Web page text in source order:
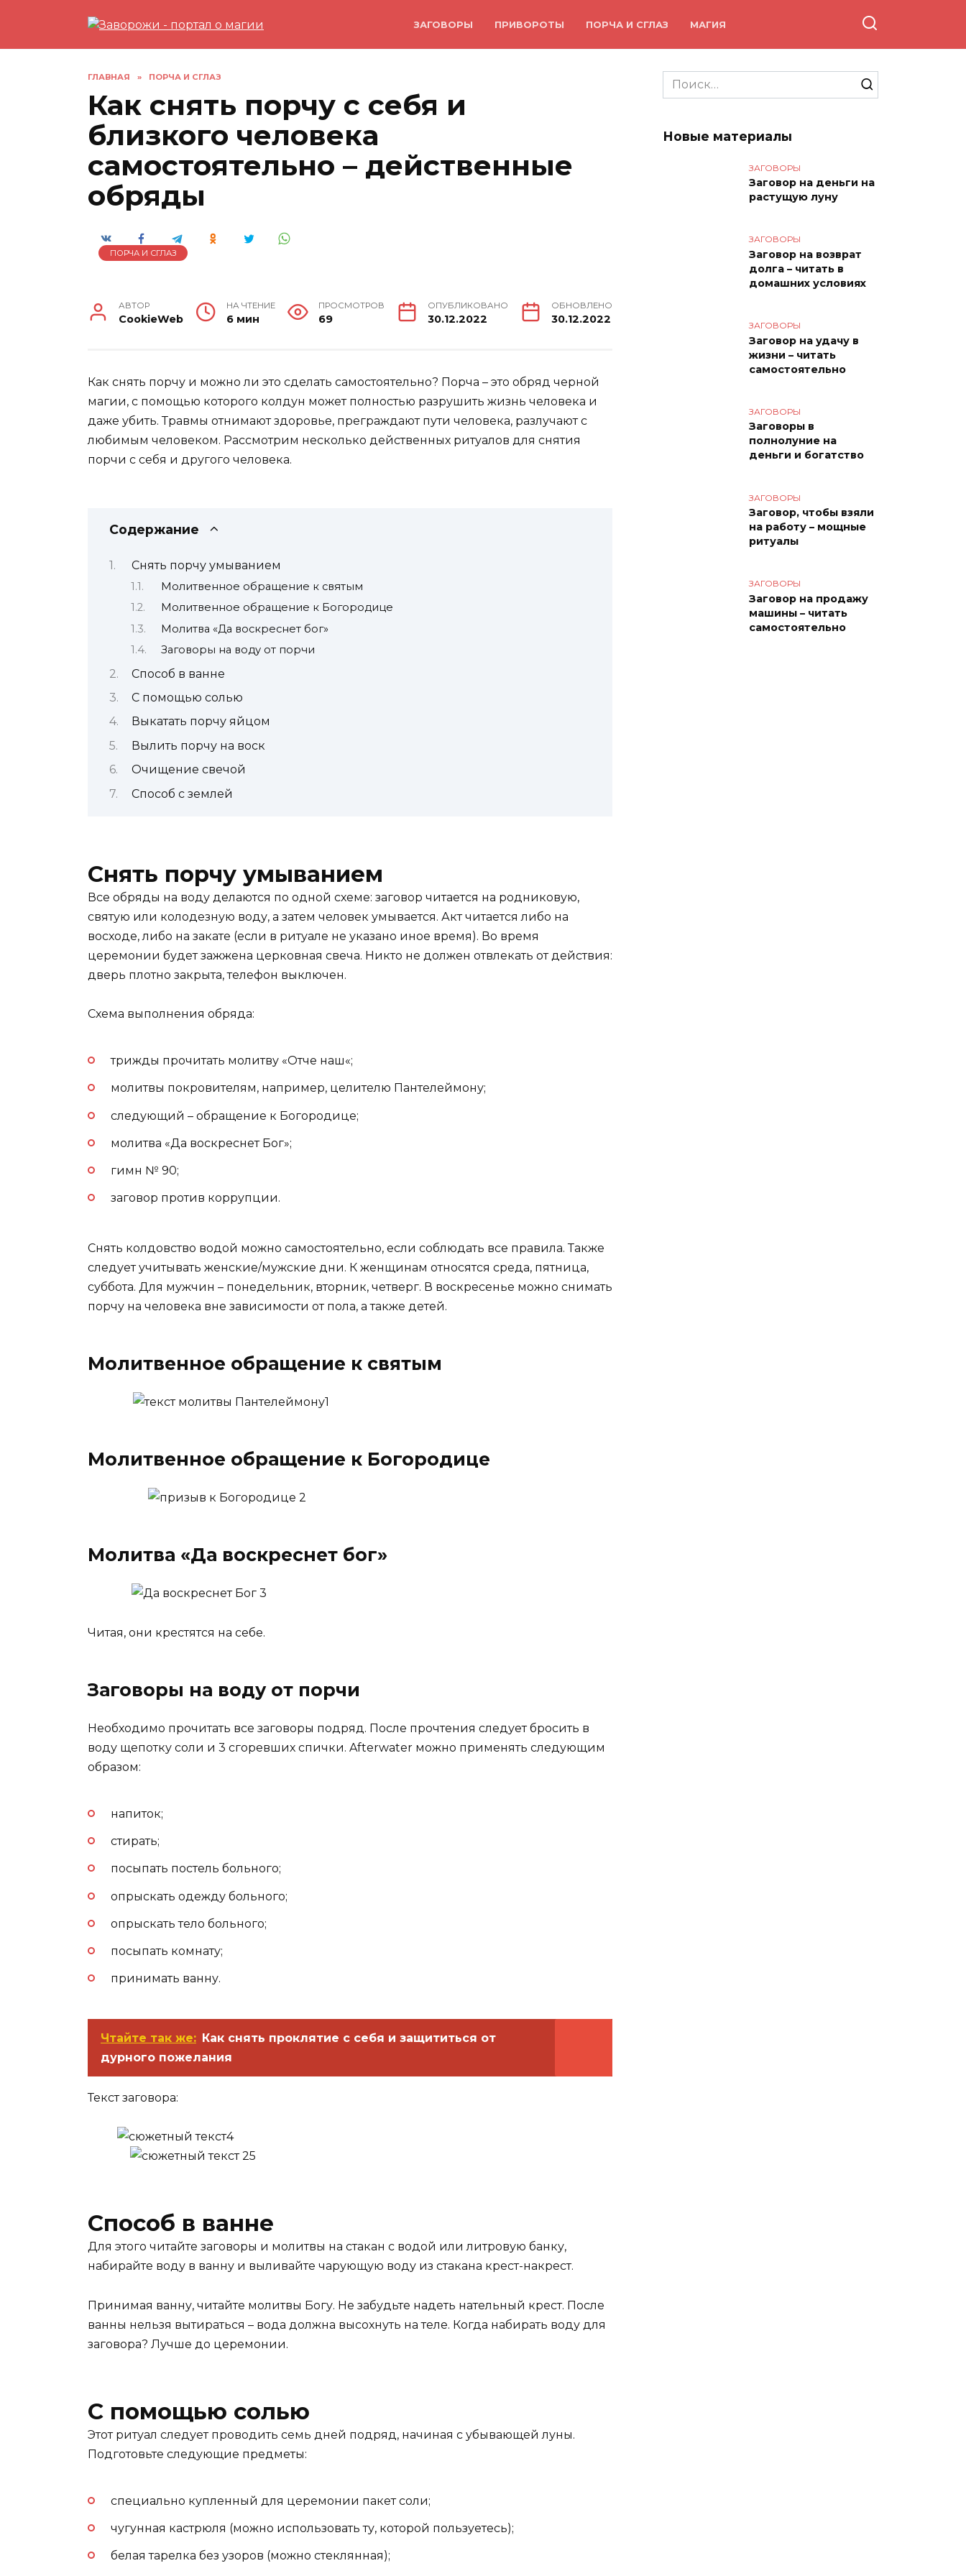
ЗАГОВОРЫ ПРИВОРОТЫ ПОРЧА И СГЛАЗ МАГИЯ
ГЛАВНАЯ » ПОРЧА И СГЛАЗ
Как снять порчу с себя и
близкого человека
самостоятельно – действенные
обряды
ПОРЧА И СГЛАЗ
АВТОР
CookieWeb
НА ЧТЕНИЕ
6 мин
ПРОСМОТРОВ
69
ОПУБЛИКОВАНО
30.12.2022
ОБНОВЛЕНО
30.12.2022
Как снять порчу и можно ли это сделать самостоятельно? Порча – это обряд черной
магии, с помощью которого колдун может полностью разрушить жизнь человека и
даже убить. Травмы отнимают здоровье, преграждают пути человека, разлучают с
любимым человеком. Рассмотрим несколько действенных ритуалов для снятия
порчи с себя и другого человека.
Содержание
Снять порчу умыванием
Молитвенное обращение к святым
Молитвенное обращение к Богородице
Молитва «Да воскреснет бог»
Заговоры на воду от порчи
Способ в ванне
С помощью солью
Выкатать порчу яйцом
Вылить порчу на воск
Очищение свечой
Способ с землей
Снять порчу умыванием
Все обряды на воду делаются по одной схеме: заговор читается на родниковую,
святую или колодезную воду, а затем человек умывается. Акт читается либо на
восходе, либо на закате (если в ритуале не указано иное время). Во время
церемонии будет зажжена церковная свеча. Никто не должен отвлекать от действия:
дверь плотно закрыта, телефон выключен.
Схема выполнения обряда:
трижды прочитать молитву «Отче наш«;
молитвы покровителям, например, целителю Пантелеймону;
следующий – обращение к Богородице;
молитва «Да воскреснет Бог»;
гимн № 90;
заговор против коррупции.
Снять колдовство водой можно самостоятельно, если соблюдать все правила. Также
следует учитывать женские/мужские дни. К женщинам относятся среда, пятница,
суббота. Для мужчин – понедельник, вторник, четверг. В воскресенье можно снимать
порчу на человека вне зависимости от пола, а также детей.
Молитвенное обращение к святым
Молитвенное обращение к Богородице
Молитва «Да воскреснет бог»
Читая, они крестятся на себе.
Заговоры на воду от порчи
Необходимо прочитать все заговоры подряд. После прочтения следует бросить в
воду щепотку соли и 3 сгоревших спички. Afterwater можно применять следующим
образом:
напиток;
стирать;
посыпать постель больного;
опрыскать одежду больного;
опрыскать тело больного;
посыпать комнату;
принимать ванну.
Чтайте так же: Как снять проклятие с себя и защититься от
дурного пожелания
Текст заговора:
Способ в ванне
Для этого читайте заговоры и молитвы на стакан с водой или литровую банку,
набирайте воду в ванну и выливайте чарующую воду из стакана крест-накрест.
Принимая ванну, читайте молитвы Богу. Не забудьте надеть нательный крест. После
ванны нельзя вытираться – вода должна высохнуть на теле. Когда набирать воду для
заговора? Лучше до церемонии.
С помощью солью
Этот ритуал следует проводить семь дней подряд, начиная с убывающей луны.
Подготовьте следующие предметы:
специально купленный для церемонии пакет соли;
чугунная кастрюля (можно использовать ту, которой пользуетесь);
белая тарелка без узоров (можно стеклянная);
Search
for:
Новые материалы
ЗАГОВОРЫ
Заговор на деньги на
растущую луну
ЗАГОВОРЫ
Заговор на возврат
долга – читать в
домашних условиях
ЗАГОВОРЫ
Заговор на удачу в
жизни – читать
самостоятельно
ЗАГОВОРЫ
Заговоры в
полнолуние на
деньги и богатство
ЗАГОВОРЫ
Заговор, чтобы взяли
на работу – мощные
ритуалы
ЗАГОВОРЫ
Заговор на продажу
машины – читать
самостоятельно